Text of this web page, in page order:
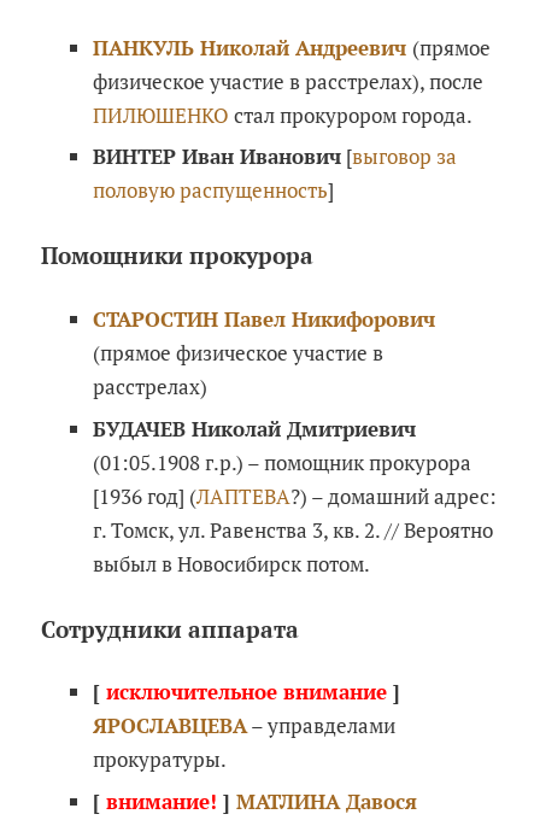
ПАНКУЛЬ Николай Андреевич (прямое
физическое участие в расстрелах), после
ПИЛЮШЕНКО стал прокурором города.
ВИНТЕР Иван Иванович[выговор за
половую распущенность]
Помощники прокурора
СТАРОСТИН Павел Никифорович
(прямое физическое участие в
расстрелах)
БУДАЧЕВ Николай Дмитриевич
(01:05.1908 г.р.) – помощник прокурора
[1936 год] (ЛАПТЕВА?) – домашний адрес:
г. Томск, ул. Равенства 3, кв. 2. // Вероятно
выбыл в Новосибирск потом.
Сотрудники аппарата
[ исключительное внимание ]
ЯРОСЛАВЦЕВА– управделами
прокуратуры.
[ внимание! ] МАТЛИНА Давося